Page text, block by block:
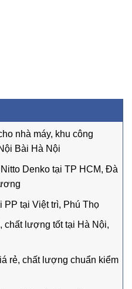
nhà máy, khu công
Bài Hà Nội
Denko tại TP HCM, Đà
PP tại Việt trì, Phú Thọ
chất lượng tốt tại Hà Nội,
rẻ, chất lượng chuẩn kiểm